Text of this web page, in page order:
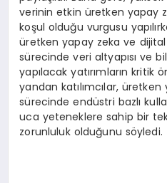
verinin etkin üretken yapay
koşul olduğu vurgusu
üretken yapay zeka ve
sürecinde veri altyapısı ve
yapılacak yatırımların
yandan katılımcılar,
sürecinde endüstri bazlı
uca yeteneklere sahip bir
zorunluluk olduğunu söyledi.